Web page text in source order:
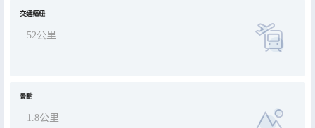
交通樞紐
52公里
景點
1.8公里